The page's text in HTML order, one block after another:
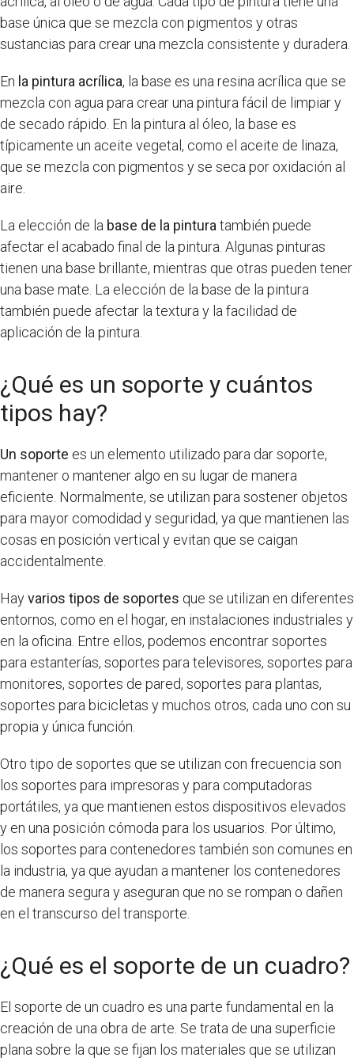
base única que se mezcla con pigmentos y otras
sustancias para crear una mezcla consistente y duradera.
En la pintura acrílica, la base es una resina acrílica que se
mezcla con agua para crear una pintura fácil de limpiar y
de secado rápido. En la pintura al óleo, la base es
típicamente un aceite vegetal, como el aceite de linaza,
que se mezcla con pigmentos y se seca por oxidación al
aire.
La elección de la base de la pintura también puede
afectar el acabado final de la pintura. Algunas pinturas
tienen una base brillante, mientras que otras pueden tener
una base mate. La elección de la base de la pintura
también puede afectar la textura y la facilidad de
aplicación de la pintura.
¿Qué es un soporte y cuántos
tipos hay?
Un soporte es un elemento utilizado para dar soporte,
mantener o mantener algo en su lugar de manera
eficiente. Normalmente, se utilizan para sostener objetos
para mayor comodidad y seguridad, ya que mantienen las
cosas en posición vertical y evitan que se caigan
accidentalmente.
Hayvarios tipos de soportes que se utilizan en diferentes
entornos, como en el hogar, en instalaciones industriales y
en la oficina. Entre ellos, podemos encontrar soportes
para estanterías, soportes para televisores, soportes para
monitores, soportes de pared, soportes para plantas,
soportes para bicicletas y muchos otros, cada uno con su
propia y única función.
Otro tipo de soportes que se utilizan con frecuencia son
los soportes para impresoras y para computadoras
portátiles, ya que mantienen estos dispositivos elevados
y en una posición cómoda para los usuarios. Por último,
los soportes para contenedores también son comunes en
la industria, ya que ayudan a mantener los contenedores
de manera segura y aseguran que no se rompan o dañen
en el transcurso del transporte.
¿Qué es el soporte de un cuadro?
El soporte de un cuadro es una parte fundamental en la
creación de una obra de arte. Se trata de una superficie
plana sobre la que se fijan los materiales que se utilizan